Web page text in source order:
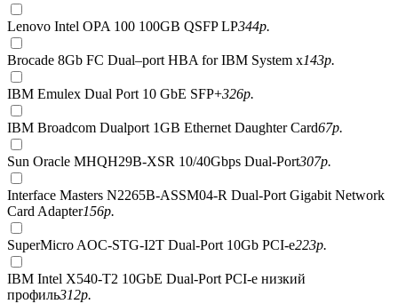
Lenovo Intel OPA 100 100GB QSFP LP344р.
Brocade 8Gb FC Dual–port HBA for IBM System x143р.
IBM Emulex Dual Port 10 GbE SFP+326р.
IBM Broadcom Dualport 1GB Ethernet Daughter Card67р.
Sun Oracle MHQH29B-XSR 10/40Gbps Dual-Port307р.
Interface Masters N2265B-ASSM04-R Dual-Port Gigabit Network
Card Adapter156р.
SuperMicro AOC-STG-I2T Dual-Port 10Gb PCI-e223р.
IBM Intel X540-T2 10GbE Dual-Port PCI-e низкий
профиль312р.